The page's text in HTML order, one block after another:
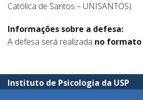
Católica de Santos – UNISANTOS)
Informações sobre a defesa:
A defesa será realizada no
Instituto de Psicologia da USP